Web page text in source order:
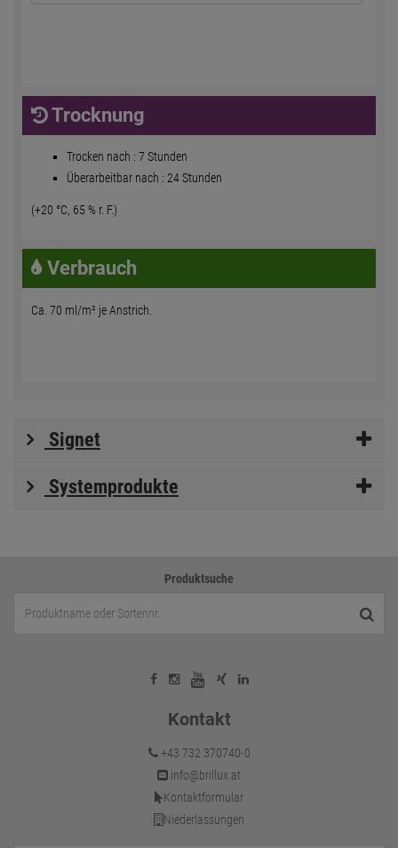
Trocknung
Trocken nach : 7 Stunden
Überarbeitbar nach : 24 Stunden
(+20 °C, 65 % r. F.)
Verbrauch
Ca. 70 ml/m² je Anstrich.
Signet
Systemprodukte
Produktsuche
Kontakt
+43 732 370740-0
info@brillux.at
Kontaktformular
Niederlassungen